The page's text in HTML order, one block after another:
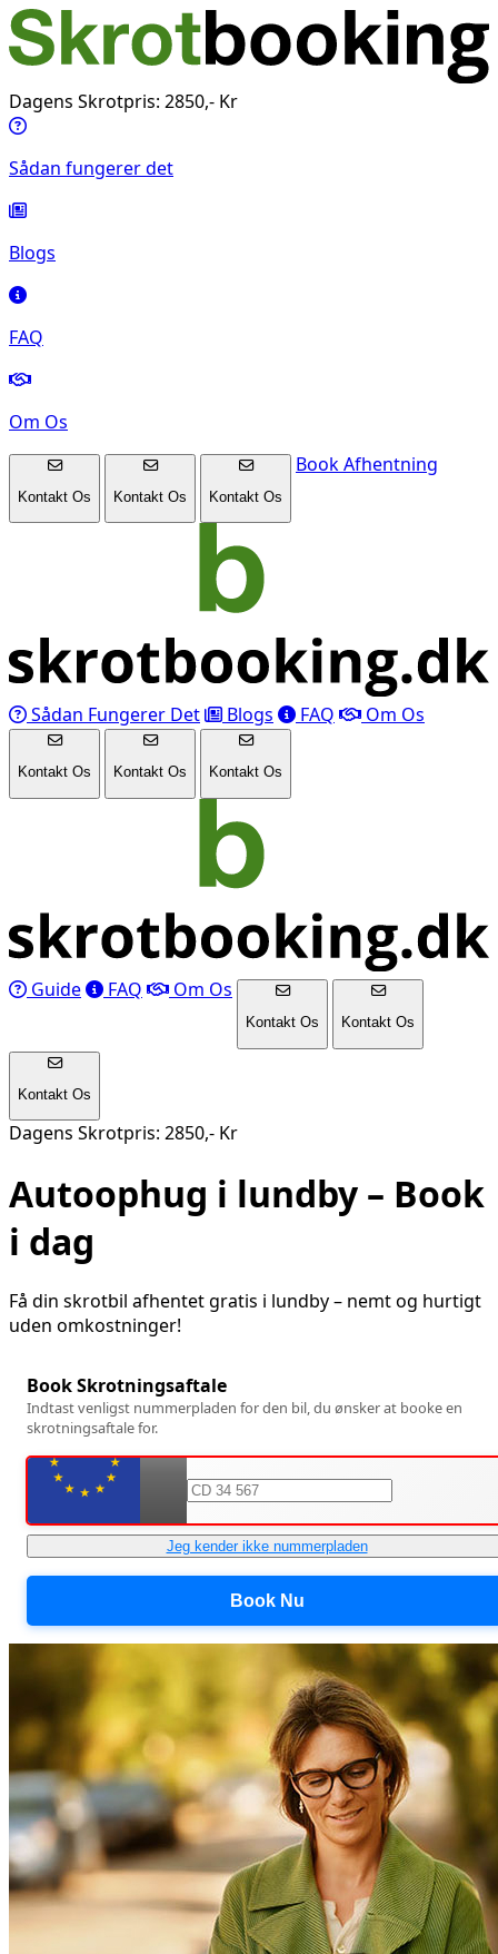
Dagens Skrotpris: 2850,- Kr
Sådan fungerer det
Blogs
FAQ
Om Os
Kontakt Os Kontakt Os Kontakt Os
Book Afhentning
Sådan Fungerer Det Blogs FAQ Om Os
Kontakt Os Kontakt Os Kontakt Os
Guide FAQ Om Os
Kontakt Os Kontakt Os
Kontakt Os
Dagens Skrotpris: 2850,- Kr
Autoophug i lundby – Book
i dag
Få din skrotbil afhentet gratis i lundby– nemt og hurtigt
uden omkostninger!
Book Skrotningsaftale
Indtast venligst nummerpladen for den bil, du ønsker at booke en
skrotningsaftale for.
Jeg kender ikke nummerpladen
Book Nu